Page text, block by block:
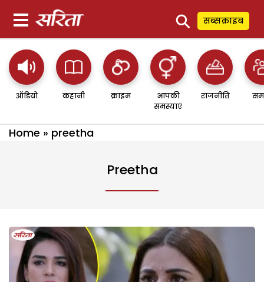
⚲ सब्सक्राइब
ऑडियो कहानी क्राइम
आपकी
समस्याएं
राजनीति
Home » preetha
Preetha